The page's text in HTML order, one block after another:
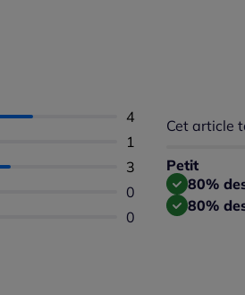
Nombre d'avis :
4
Nombre d'avis :
1
Nombre d'avis :
3
Aucun avis
0
Aucun avis
0
Cet article
Petit
Répartition
Taille
80%
80%